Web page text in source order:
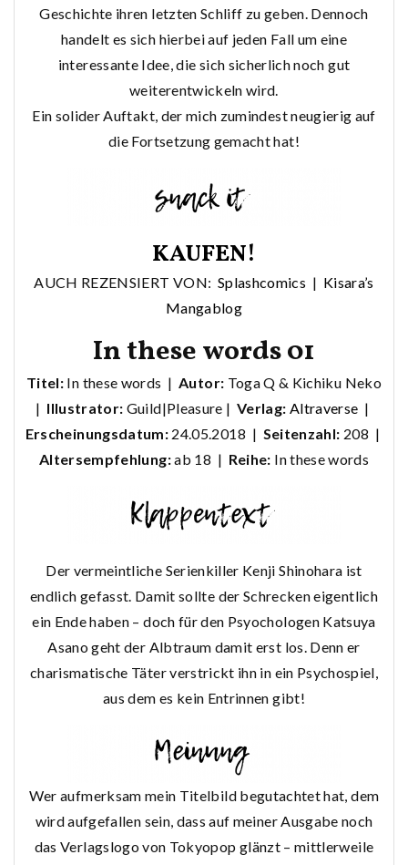
Geschichte ihren letzten Schliff zu geben. Dennoch
handelt es sich hierbei auf jeden Fall um eine
interessante Idee, die sich sicherlich noch gut
weiterentwickeln wird.
Ein solider Auftakt, der mich zumindest neugierig auf
die Fortsetzung gemacht hat!
KAUFEN!
AUCH REZENSIERT VON: Splashcomics | Kisara’s
Mangablog
In these words 01
Titel: In these words |Autor: Toga Q & Kichiku Neko
| Illustrator: Guild|Pleasure |Verlag: Altraverse |
Erscheinungsdatum: 24.05.2018 | Seitenzahl: 208 |
Altersempfehlung:ab 18 | Reihe: In these words
Der vermeintliche Serienkiller Kenji Shinohara ist
endlich gefasst. Damit sollte der Schrecken eigentlich
ein Ende haben – doch für den Psyochologen Katsuya
Asano geht der Albtraum damit erst los. Denn er
charismatische Täter verstrickt ihn in ein Psychospiel,
aus dem es kein Entrinnen gibt!
Wer aufmerksam mein Titelbild begutachtet hat, dem
wird aufgefallen sein, dass auf meiner Ausgabe noch
das Verlagslogo von Tokyopop glänzt – mittlerweile